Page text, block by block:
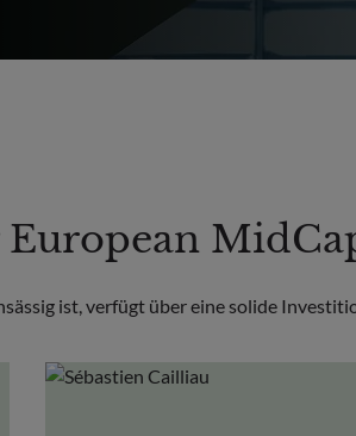
ist, verfügt über eine solide